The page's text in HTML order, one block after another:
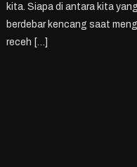
kita. Siapa di antara kita
berdebar kencang saat
receh […]